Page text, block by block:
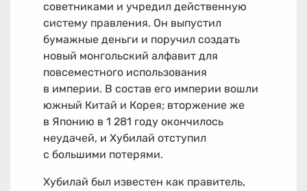
советниками и учредил действенную
систему правления. Он выпустил
бумажные деньги и поручил создать
новый монгольский алфавит для
повсеместного использования
в империи. В состав его империи вошли
южный Китай и Корея; вторжение же
в Японию в 1 281 году окончилось
неудачей, и Хубилай отступил
с большими потерями.
Хубилай был известен как правитель,